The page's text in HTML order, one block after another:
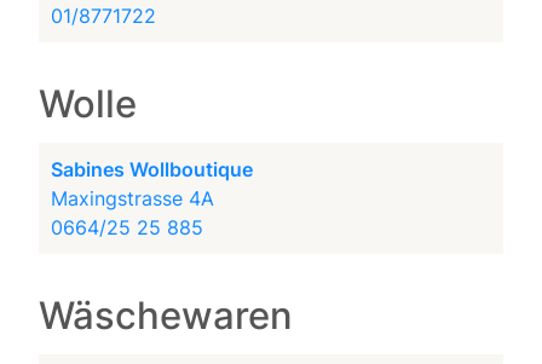
01/8771722
Wolle
Sabines Wollboutique
Maxingstrasse 4A
0664/25 25 885
Wäschewaren